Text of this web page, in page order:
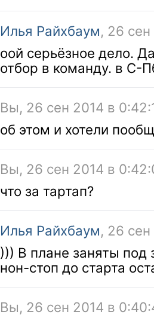
Илья Райхбаум, 26
оой серьёзное дело.
отбор в команду. в С-
Вы, 26 сен 2014 в
об этом и хотели
Вы, 26 сен 2014 в
что за тартап?
Илья Райхбаум, 26
))) В плане заняты под
нон-стоп до старта
Вы, 26 сен 2014 в